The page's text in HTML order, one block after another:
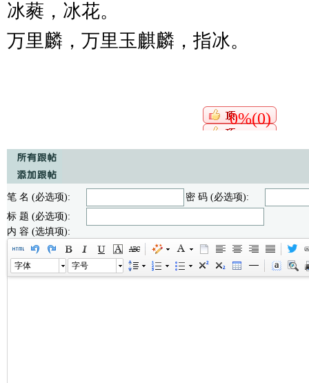
冰蕤，冰花。
万里麟，万里玉麒麟，指冰。
0%(0)
笔 名 (必选项):
密 码 (必选项):
标 题 (必选项):
内 容 (选填项):
字体 字号